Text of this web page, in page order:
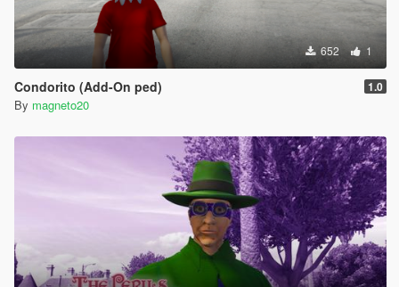
652 1
Condorito (Add-On ped) 1.0
By magneto20